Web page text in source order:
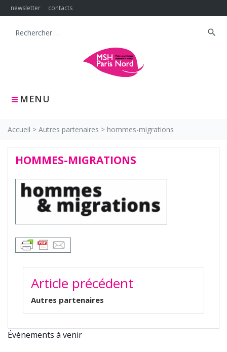
Skip
to
newsletter contacts
MENU
Search
search
Accueil > Autres partenaires > hommes-migrations
HOMMES-MIGRATIONS
NAVIGATION
DE
L’ARTICLE
Article précédent
Autres partenaires
Évènements à venir